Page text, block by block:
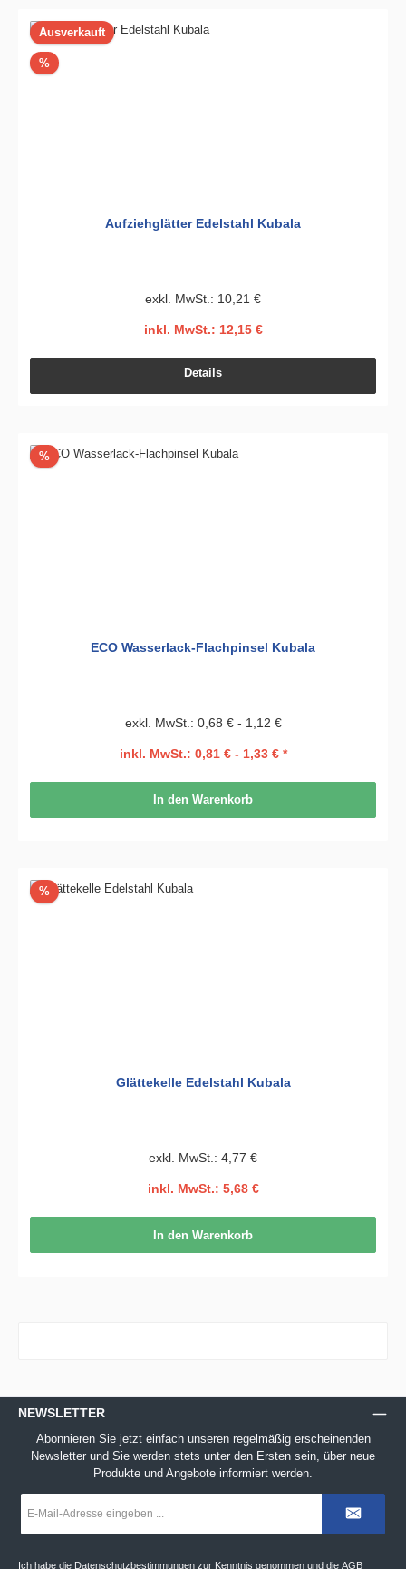
Ausverkauft
%Rabatt
Aufziehglätter Edelstahl Kubala
exkl. MwSt.: 10,21 €
inkl. MwSt.: 12,15 €
Details
%Rabatt
ECO Wasserlack-Flachpinsel Kubala
exkl. MwSt.: 0,68 € - 1,12 €
inkl. MwSt.: 0,81 € - 1,33 € *
In den Warenkorb
%Rabatt
Glättekelle Edelstahl Kubala
exkl. MwSt.: 4,77 €
inkl. MwSt.: 5,68 €
In den Warenkorb
NEWSLETTER
Abonnieren Sie jetzt einfach unseren regelmäßig erscheinenden
Newsletter und Sie werden stets unter den Ersten sein, über neue
Produkte und Angebote informiert werden.
Mail-
*
Ich habe die Datenschutzbestimmungen zur Kenntnis genommen und die AGB